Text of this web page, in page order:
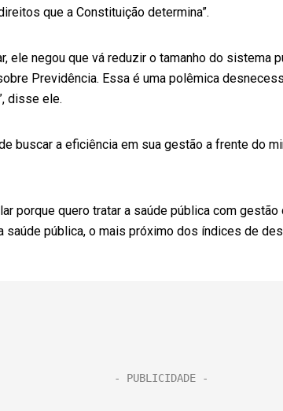
que a Constituição determina”.
ele negou que vá reduzir o tamanho do sistema
Previdência. Essa é uma polêmica
disse ele.
buscar a eficiência em sua gestão a frente do
porque quero tratar a saúde pública com
saúde pública, o mais próximo dos índices de